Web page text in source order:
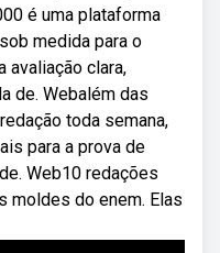
é uma plataforma
medida para o
avaliação clara,
de. Webalém das
toda semana,
para a prova de
Web10 redações
moldes do enem. Elas